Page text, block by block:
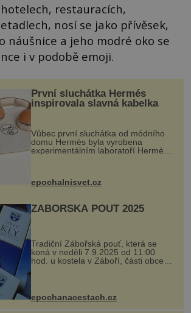
hotelech, restauracích,
nosí se jako přívěsek,
náušnice a jeho modré oko se
i v podobě emoji.
První sluchátka Hermés
inspirovala slavná kabelka
Vůbec první sluchátka od módního
domu Hermès byla vyrobena
experimentálním laboratoří Hermès
kovový...
epochalnisvet.cz
ZÁBOŘSKÁ POUŤ 2025
Tradiční Zábořská pouť, která se
koná v neděli 7.9.2025 od 11:00
hod. u kostela v Záboří, části obce
Kly u Mělníka. V programu naleznete
komentovanou prohlídku kostela,
epochanacestach.cz